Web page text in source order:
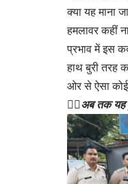
क्या यह माना
हमलावर कहीं
प्रभाव में इस
हाथ बुरी तरह
ओर से ऐसा कोई
👉🏻अब तक यह